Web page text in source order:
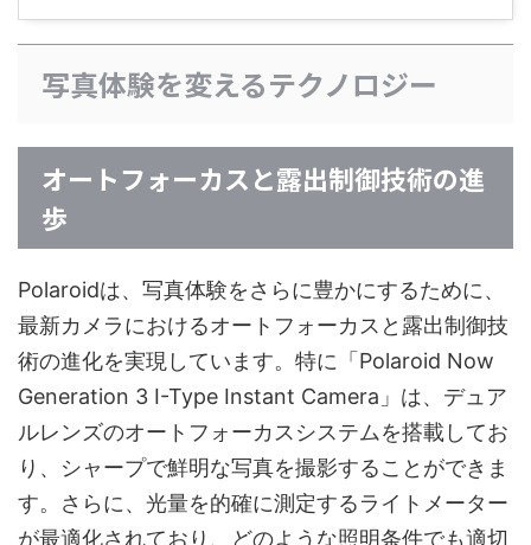
写真体験を変えるテクノロジー
オートフォーカスと露出制御技術の進
歩
Polaroidは、写真体験をさらに豊かにするために、
最新カメラにおけるオートフォーカスと露出制御技
術の進化を実現しています。特に「Polaroid Now
Generation 3 I-Type Instant Camera」は、デュア
ルレンズのオートフォーカスシステムを搭載してお
り、シャープで鮮明な写真を撮影することができま
す。さらに、光量を的確に測定するライトメーター
が最適化されており、どのような照明条件でも適切